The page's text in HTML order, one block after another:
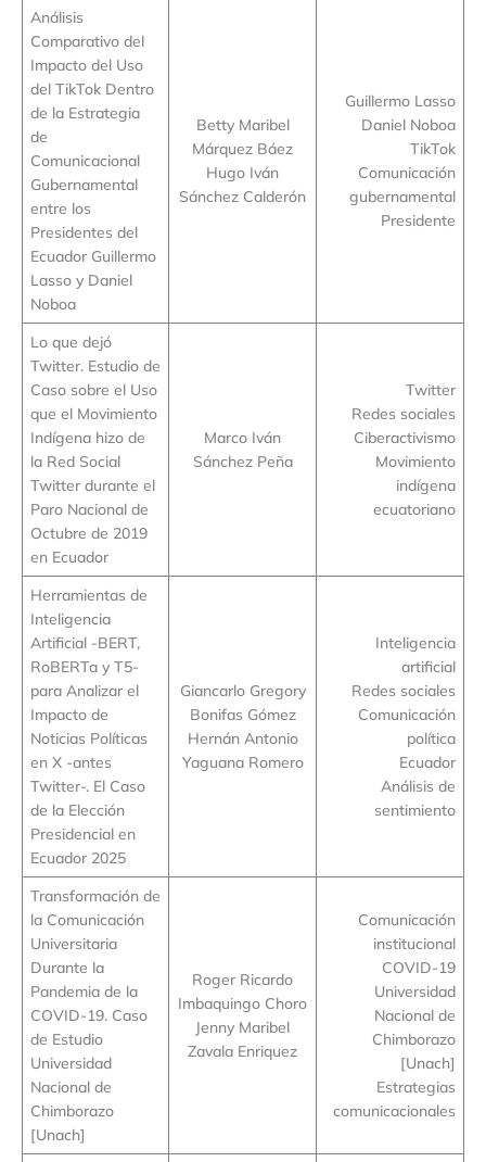
Análisis
Comparativo del
Impacto del Uso
del TikTok Dentro
de la Estrategia
de
Comunicacional
Gubernamental
entre los
Presidentes del
Ecuador Guillermo
Lasso y Daniel
Noboa
Betty Maribel
Márquez Báez
Hugo Iván
Sánchez Calderón
Guillermo Lasso
Daniel Noboa
TikTok
Comunicación
gubernamental
Presidente
Lo que dejó
Twitter. Estudio de
Caso sobre el Uso
que el Movimiento
Indígena hizo de
la Red Social
Twitter durante el
Paro Nacional de
Octubre de 2019
en Ecuador
Marco Iván
Sánchez Peña
Twitter
Redes sociales
Ciberactivismo
Movimiento
indígena
ecuatoriano
Herramientas de
Inteligencia
Artificial -BERT,
RoBERTa y T5-
para Analizar el
Impacto de
Noticias Políticas
en X -antes
Twitter-. El Caso
de la Elección
Presidencial en
Ecuador 2025
Giancarlo Gregory
Bonifas Gómez
Hernán Antonio
Yaguana Romero
Inteligencia
artificial
Redes sociales
Comunicación
política
Ecuador
Análisis de
sentimiento
Transformación de
la Comunicación
Universitaria
Durante la
Pandemia de la
COVID-19. Caso
de Estudio
Universidad
Nacional de
Chimborazo
[Unach]
Roger Ricardo
Imbaquingo Choro
Jenny Maribel
Zavala Enriquez
Comunicación
institucional
COVID-19
Universidad
Nacional de
Chimborazo
[Unach]
Estrategias
comunicacionales